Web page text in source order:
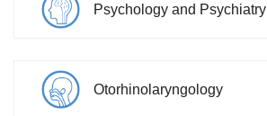
Psychology and Psychiatry
Otorhinolaryngology